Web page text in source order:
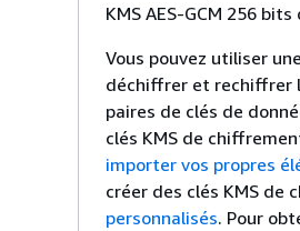
KMS AES-GCM 256
Vous pouvez utiliser
déchiffrer et rechiffrer
paires de clés de
clés KMS de
importer vos propres
créer des clés KMS de
personnalisés. Pour